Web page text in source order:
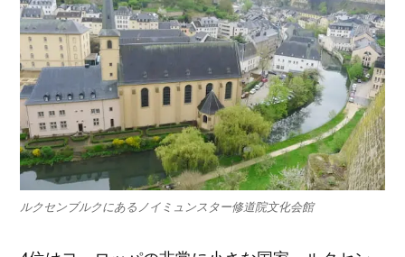
ルクセンブルクにあるノイミュンスター修道院文化会館